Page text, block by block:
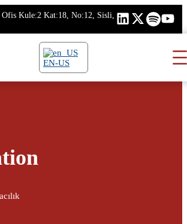
Kule:2 Kat:18, No:12, Sisli,
EN-US